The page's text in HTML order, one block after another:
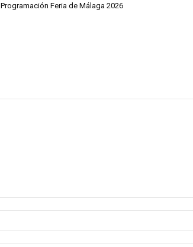
Programación Feria de Málaga 2026